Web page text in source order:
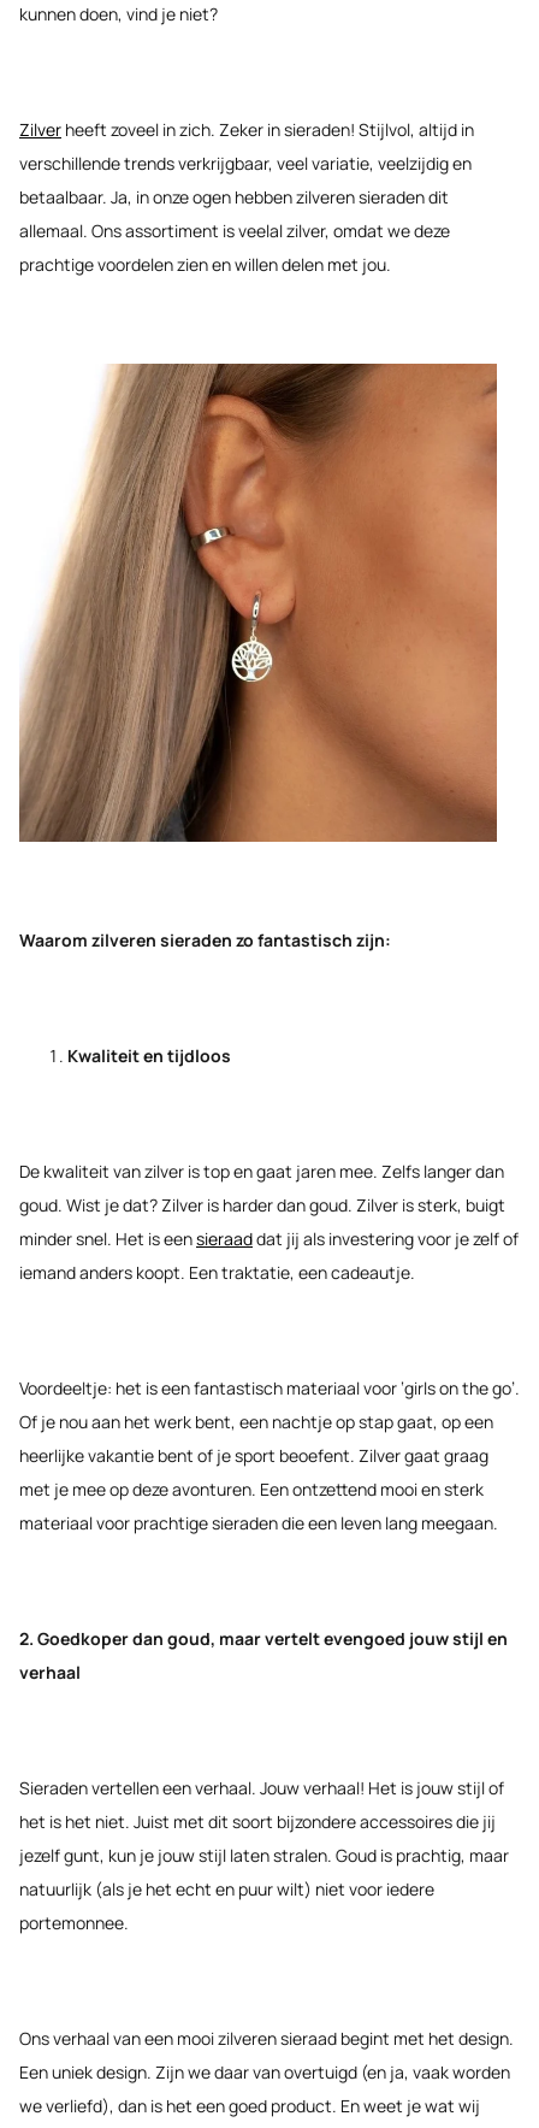
kunnen doen, vind je niet?
Zilver heeft zoveel in zich. Zeker in sieraden! Stijlvol, altijd in
verschillende trends verkrijgbaar, veel variatie, veelzijdig en
betaalbaar. Ja, in onze ogen hebben zilveren sieraden dit
allemaal. Ons assortiment is veelal zilver, omdat we deze
prachtige voordelen zien en willen delen met jou.
Waarom zilveren sieraden zo fantastisch zijn:
Kwaliteit en tijdloos
De kwaliteit van zilver is top en gaat jaren mee. Zelfs langer dan
goud. Wist je dat? Zilver is harder dan goud. Zilver is sterk, buigt
minder snel. Het is eensieraaddat jij als investering voor je zelf of
iemand anders koopt. Een traktatie, een cadeautje.
Voordeeltje: het is een fantastisch materiaal voor ‘girls on the go’.
Of je nou aan het werk bent, een nachtje op stap gaat, op een
heerlijke vakantie bent of je sport beoefent. Zilver gaat graag
met je mee op deze avonturen. Een ontzettend mooi en sterk
materiaal voor prachtige sieraden die een leven lang meegaan.
2. Goedkoper dan goud, maar vertelt evengoed jouw stijl en
verhaal
Sieraden vertellen een verhaal. Jouw verhaal! Het is jouw stijl of
het is het niet. Juist met dit soort bijzondere accessoires die jij
jezelf gunt, kun je jouw stijl laten stralen. Goud is prachtig, maar
natuurlijk (als je het echt en puur wilt) niet voor iedere
portemonnee.
Ons verhaal van een mooi zilveren sieraad begint met het design.
Een uniek design. Zijn we daar van overtuigd (en ja, vaak worden
we verliefd), dan is het een goed product. En weet je wat wij